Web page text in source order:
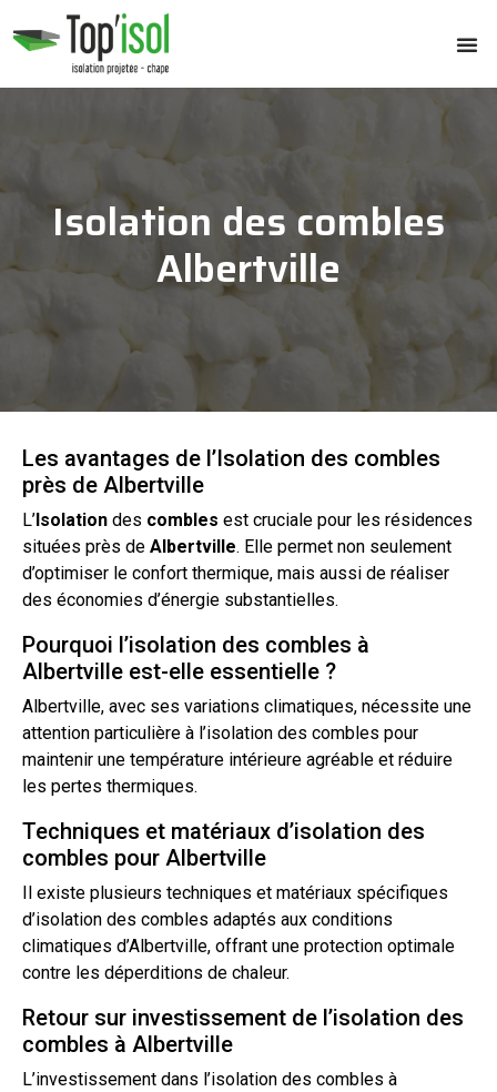
Isolation des combles
Albertville
Les avantages de l’Isolation des combles
près de Albertville
L’Isolation des combles est cruciale pour les résidences
situées près de Albertville. Elle permet non seulement
d’optimiser le confort thermique, mais aussi de réaliser
des économies d’énergie substantielles.
Pourquoi l’isolation des combles à
Albertville est-elle essentielle ?
Albertville, avec ses variations climatiques, nécessite une
attention particulière à l’isolation des combles pour
maintenir une température intérieure agréable et réduire
les pertes thermiques.
Techniques et matériaux d’isolation des
combles pour Albertville
Il existe plusieurs techniques et matériaux spécifiques
d’isolation des combles adaptés aux conditions
climatiques d’Albertville, offrant une protection optimale
contre les déperditions de chaleur.
Retour sur investissement de l’isolation des
combles à Albertville
L’investissement dans l’isolation des combles à